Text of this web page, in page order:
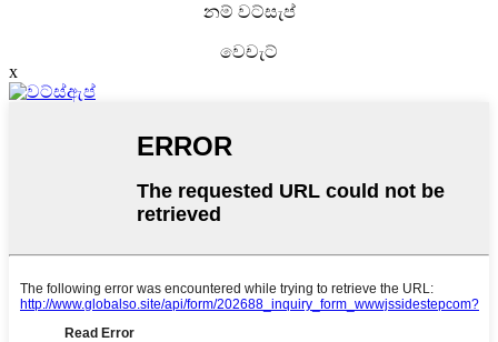
නම් වට්සැප්
වෙචැට්
x